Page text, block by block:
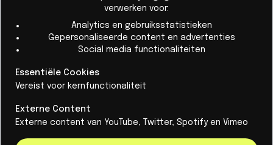
UMC’s in Nederland. Daar hebben we al contacten.
Daarna willen we verder uitbreiden over heel
Nederland en vervolgens naar de rest van Europa.”
Naast de winnaar koos de vakjury ook een eerste en
een tweede runner-up. De tweede plek was voor
Stacklink. Dit team helpt sterk gereguleerde sectoren
om informatie uit bijvoorbeeld Drive, Slack, Notion en
verwerken voor:
Analytics en gebruiksstatistieken
Gepersonaliseerde content en advertenties
Social media functionaliteiten
Essentiële Cookies
Vereist voor kernfunctionaliteit
Externe Content
Externe content van YouTube, Twitter, Spotify en Vimeo